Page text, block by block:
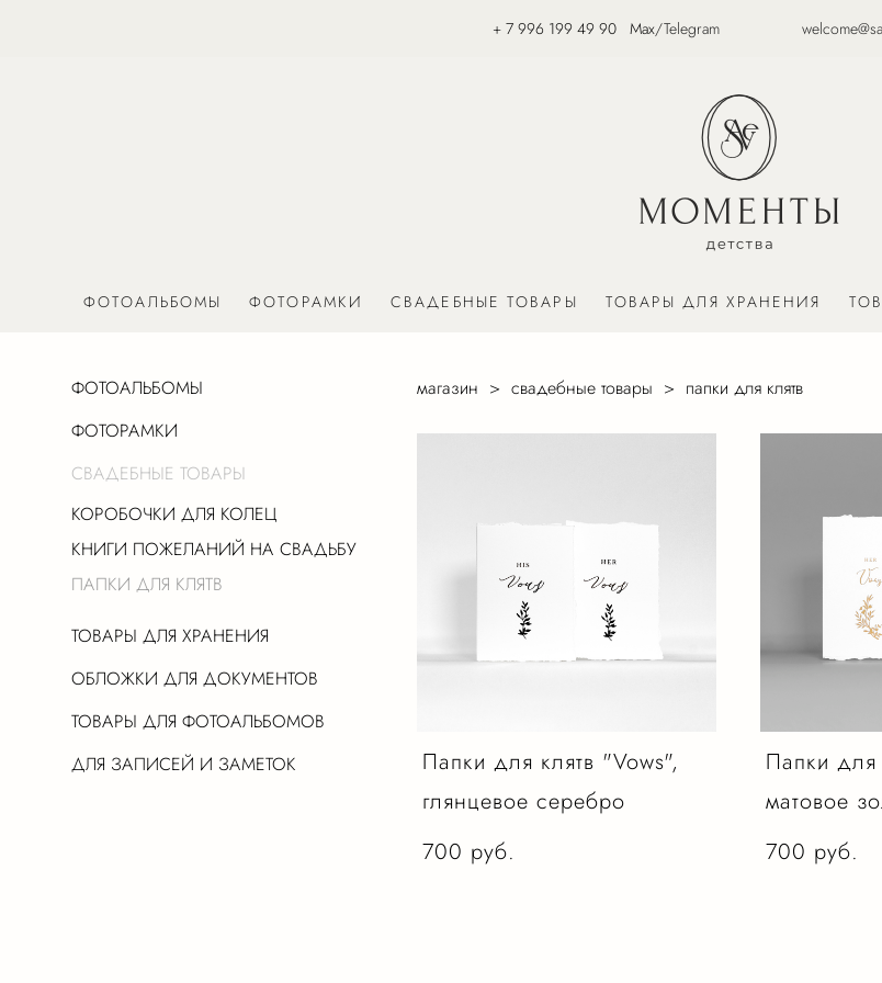
+ 7 996 199 49 90 Max/Telegram
ФОТОАЛЬБОМЫ ФОТОРАМКИ СВАДЕБНЫЕ ТОВАРЫ ТОВАРЫ ДЛЯ ХРАНЕНИЯ
ФОТОАЛЬБОМЫ
ФОТОРАМКИ
СВАДЕБНЫЕ ТОВАРЫ
КОРОБОЧКИ ДЛЯ КОЛЕЦ
КНИГИ ПОЖЕЛАНИЙ НА СВАДЬБУ
ПАПКИ ДЛЯ КЛЯТВ
ТОВАРЫ ДЛЯ ХРАНЕНИЯ
ОБЛОЖКИ ДЛЯ ДОКУМЕНТОВ
ТОВАРЫ ДЛЯ ФОТОАЛЬБОМОВ
ДЛЯ ЗАПИСЕЙ И ЗАМЕТОК
магазин > свадебные товары > папки для клятв
Папки для клятв "Vows",
глянцевое серебро
700 pуб.
Папки для
матовое
700 pуб.